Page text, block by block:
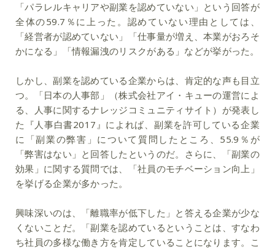
「パラレルキャリアや副業を認めていない」という回答が
全体の59.7％に上った。認めていない理由としては、
「経営者が認めていない」「仕事量が増え、本業がおろそ
かになる」「情報漏洩のリスクがある」などが挙がった。
しかし、副業を認めている企業からは、肯定的な声も目立
つ。「日本の人事部」（株式会社アイ・キューの運営によ
る、人事に関するナレッジコミュニティサイト）が発表し
た『人事白書2017』によれば、副業を許可している企業
に「副業の弊害」について質問したところ、55.9％が
「弊害はない」と回答したというのだ。さらに、「副業の
効果」に関する質問では、「社員のモチベーション向上」
を挙げる企業が多かった。
興味深いのは、「離職率が低下した」と答える企業が少な
くないことだ。「副業を認めているということは、すなわ
ち社員の多様な働き方を肯定していることになります。こ